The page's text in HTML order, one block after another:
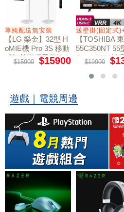
禮
單純配送無安裝
【LG 樂金】32型 H
oMIE機 Pro 3S 移動
式智慧聯網螢幕組｜
單純配送
$15900 $15900
送壁掛(固定式
【TOSHIBA 東
55C350NT 55
Google TV 液
器｜含壁掛(
+安裝
$19900
遊戲｜電競周邊